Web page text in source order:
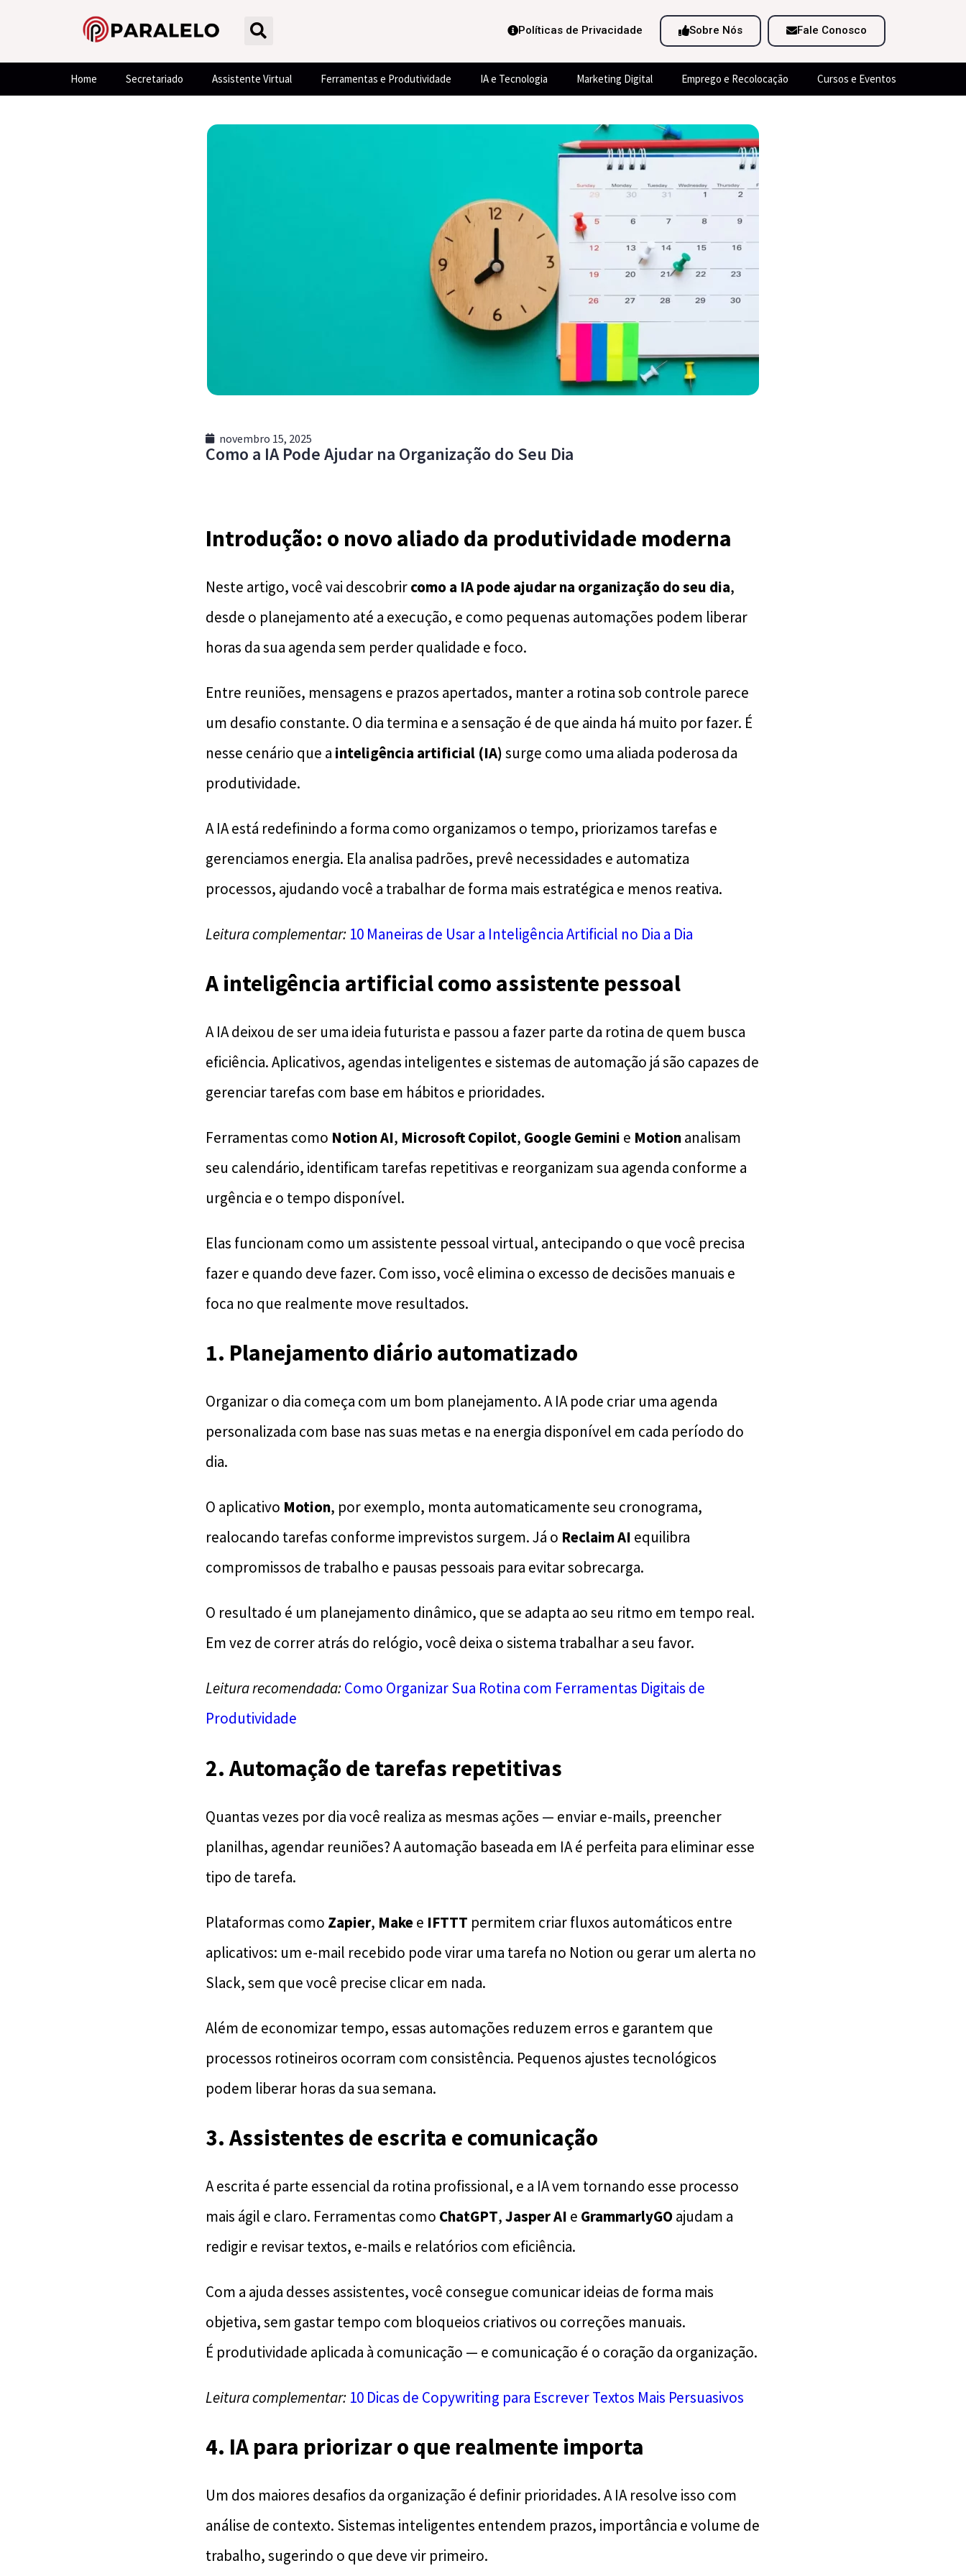
Políticas de Privacidade Sobre Nós Fale Conosco
Home Secretariado Assistente Virtual Ferramentas e Produtividade IA e Tecnologia Marketing Digital Emprego e Recolocação Cursos e Eventos
novembro 15, 2025
Como a IA Pode Ajudar na Organização do Seu Dia
Introdução: o novo aliado da produtividade moderna
Neste artigo, você vai descobrircomo a IA pode ajudar na organização do seu dia,
desde o planejamento até a execução, e como pequenas automações podem liberar
horas da sua agenda sem perder qualidade e foco.
Entre reuniões, mensagens e prazos apertados, manter a rotina sob controle parece
um desafio constante. O dia termina e a sensação é de que ainda há muito por fazer. É
nesse cenário que a inteligência artificial (IA)surge como uma aliada poderosa da
produtividade.
A IA está redefinindo a forma como organizamos o tempo, priorizamos tarefas e
gerenciamos energia. Ela analisa padrões, prevê necessidades e automatiza
processos, ajudando você a trabalhar de forma mais estratégica e menos reativa.
Leitura complementar: 10 Maneiras de Usar a Inteligência Artificial no Dia a Dia
A inteligência artificial como assistente pessoal
A IA deixou de ser uma ideia futurista e passou a fazer parte da rotina de quem busca
eficiência. Aplicativos, agendas inteligentes e sistemas de automação já são capazes de
gerenciar tarefas com base em hábitos e prioridades.
Ferramentas como Notion AI, Microsoft Copilot, Google Gemini e Motionanalisam
seu calendário, identificam tarefas repetitivas e reorganizam sua agenda conforme a
urgência e o tempo disponível.
Elas funcionam como um assistente pessoal virtual, antecipando o que você precisa
fazer e quando deve fazer. Com isso, você elimina o excesso de decisões manuais e
foca no que realmente move resultados.
1. Planejamento diário automatizado
Organizar o dia começa com um bom planejamento. A IA pode criar uma agenda
personalizada com base nas suas metas e na energia disponível em cada período do
dia.
O aplicativo Motion, por exemplo, monta automaticamente seu cronograma,
realocando tarefas conforme imprevistos surgem. Já o Reclaim AI equilibra
compromissos de trabalho e pausas pessoais para evitar sobrecarga.
O resultado é um planejamento dinâmico, que se adapta ao seu ritmo em tempo real.
Em vez de correr atrás do relógio, você deixa o sistema trabalhar a seu favor.
Leitura recomendada:Como Organizar Sua Rotina com Ferramentas Digitais de
Produtividade
2. Automação de tarefas repetitivas
Quantas vezes por dia você realiza as mesmas ações — enviar e-mails, preencher
planilhas, agendar reuniões? A automação baseada em IA é perfeita para eliminar esse
tipo de tarefa.
Plataformas como Zapier, Makee IFTTT permitem criar fluxos automáticos entre
aplicativos: um e-mail recebido pode virar uma tarefa no Notion ou gerar um alerta no
Slack, sem que você precise clicar em nada.
Além de economizar tempo, essas automações reduzem erros e garantem que
processos rotineiros ocorram com consistência. Pequenos ajustes tecnológicos
podem liberar horas da sua semana.
3. Assistentes de escrita e comunicação
A escrita é parte essencial da rotina profissional, e a IA vem tornando esse processo
mais ágil e claro. Ferramentas como ChatGPT,Jasper AI e GrammarlyGOajudam a
redigir e revisar textos, e-mails e relatórios com eficiência.
Com a ajuda desses assistentes, você consegue comunicar ideias de forma mais
objetiva, sem gastar tempo com bloqueios criativos ou correções manuais.
É produtividade aplicada à comunicação — e comunicação é o coração da organização.
Leitura complementar: 10 Dicas de Copywriting para Escrever Textos Mais Persuasivos
4. IA para priorizar o que realmente importa
Um dos maiores desafios da organização é definir prioridades. A IA resolve isso com
análise de contexto. Sistemas inteligentes entendem prazos, importância e volume de
trabalho, sugerindo o que deve vir primeiro.